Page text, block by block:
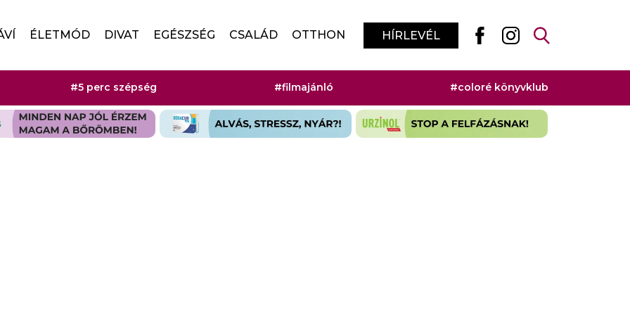
ÉLETMÓD DIVAT EGÉSZSÉG CSALÁD OTTHON HÍRLEVÉL
#5 perc szépség #filmajánló #coloré könyvklub